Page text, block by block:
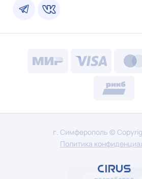
г. Симферополь ©
Политика